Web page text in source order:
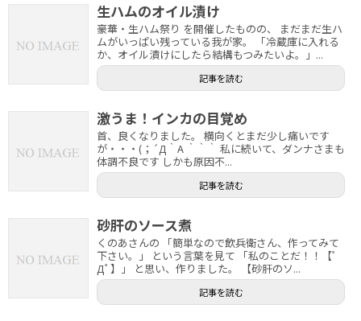
生ハムのオイル漬け
豪華・生ハム祭り を開催したものの、 まだまだ生ハ
ムがいっぱい残っている我が家。 「冷蔵庫に入れる
か、オイル漬けにしたら結構もつみたいよ。」...
記事を読む
激うま！インカの目覚め
首、良くなりました。 横向くとまだ少し痛いです
が・・・(；´Д｀A ｀｀｀ 私に続いて、ダンナさまも
体調不良です しかも原因不...
記事を読む
砂肝のソース煮
くのあさんの 「簡単なので飲兵衛さん、作ってみて
下さい。」 という言葉を見て 「私のことだ！！【ﾟ
Дﾟ】」 と思い、作りました。 【砂肝のソ...
記事を読む